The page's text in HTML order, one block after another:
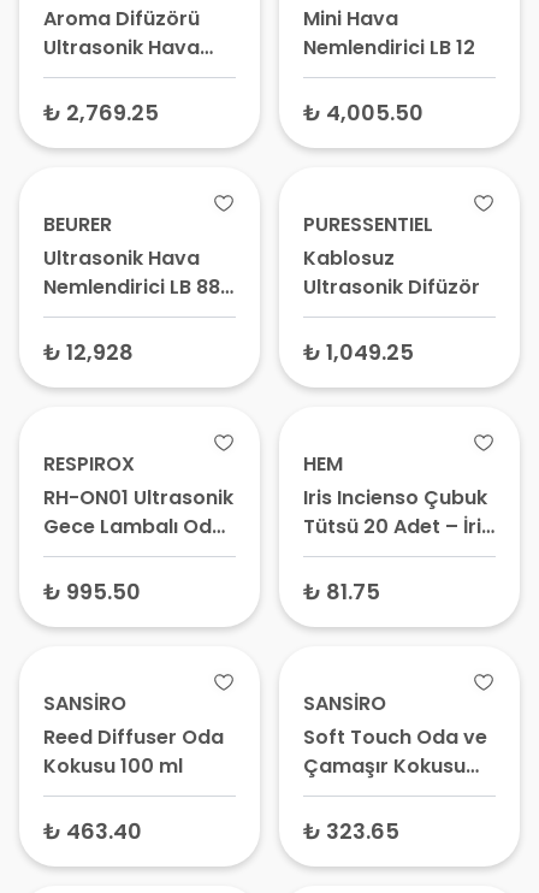
Aroma Difüzörü
Ultrasonik Hava
Nemlendirici LA 30
₺ 2,769.25
Mini Hava
Nemlendirici LB 12
₺ 4,005.50
BEURER
Ultrasonik Hava
Nemlendirici LB 88
Siyah
₺ 12,928
PURESSENTIEL
Kablosuz
Ultrasonik Difüzör
₺ 1,049.25
RESPIROX
RH-ON01 Ultrasonik
Gece Lambalı Oda
Nemlendirici 4 Lt –
Soğuk Buhar
₺ 995.50
HEM
Iris Incienso Çubuk
Tütsü 20 Adet – İris
Süsen Çiçeği
Kokulu, Aromatik
₺ 81.75
SANSİRO
Reed Diffuser Oda
Kokusu 100 ml
₺ 463.40
SANSİRO
Soft Touch Oda ve
Çamaşır Kokusu
500 ml
₺ 323.65